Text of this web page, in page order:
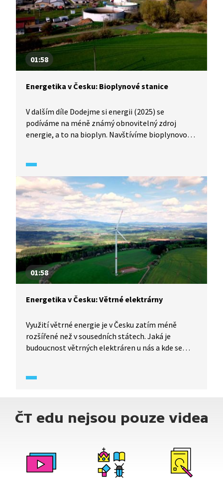
01:58
Energetika v Česku: Bioplynové stanice
V dalším díle Dodejme si energii (2025) se
podíváme na méně známý obnovitelný zdroj
energie, a to na bioplyn. Navštívíme bioplynovou
zařízení funguje a jaké jsou jeho výhody i nevýhody.
01:58
Energetika v Česku: Větrné elektrárny
Využití větrné energie je v Česku zatím méně
rozšířené než v sousedních státech. Jaká je
budoucnost větrných elektráren u nás a kde se
ČT edu nejsou pouze videa